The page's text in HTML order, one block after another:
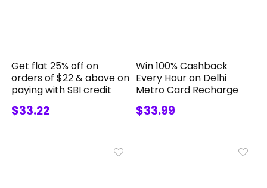
Get flat 25% off on
orders of $22 & above on
paying with SBI credit
$33.22
Win 100% Cashback
Every Hour on Delhi
Metro Card Recharge
$33.99